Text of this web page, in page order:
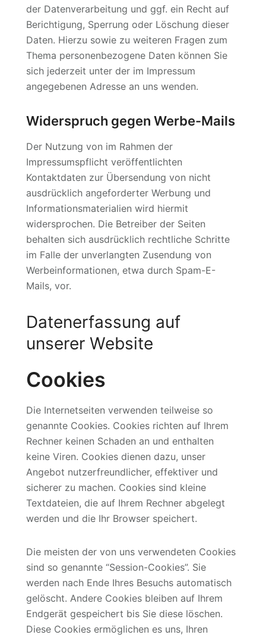
der Datenverarbeitung und ggf. ein Recht auf
Berichtigung, Sperrung oder Löschung dieser
Daten. Hierzu sowie zu weiteren Fragen zum
Thema personenbezogene Daten können Sie
sich jederzeit unter der im Impressum
angegebenen Adresse an uns wenden.
Widerspruch gegen Werbe-Mails
Der Nutzung von im Rahmen der
Impressumspflicht veröffentlichten
Kontaktdaten zur Übersendung von nicht
ausdrücklich angeforderter Werbung und
Informationsmaterialien wird hiermit
widersprochen. Die Betreiber der Seiten
behalten sich ausdrücklich rechtliche Schritte
im Falle der unverlangten Zusendung von
Werbeinformationen, etwa durch Spam-E-
Mails, vor.
Datenerfassung auf
unserer Website
Cookies
Die Internetseiten verwenden teilweise so
genannte Cookies. Cookies richten auf Ihrem
Rechner keinen Schaden an und enthalten
keine Viren. Cookies dienen dazu, unser
Angebot nutzerfreundlicher, effektiver und
sicherer zu machen. Cookies sind kleine
Textdateien, die auf Ihrem Rechner abgelegt
werden und die Ihr Browser speichert.
Die meisten der von uns verwendeten Cookies
sind so genannte “Session-Cookies”. Sie
werden nach Ende Ihres Besuchs automatisch
gelöscht. Andere Cookies bleiben auf Ihrem
Endgerät gespeichert bis Sie diese löschen.
Diese Cookies ermöglichen es uns, Ihren